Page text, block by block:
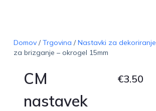
Domov/Trgovina /Nastavki za dekoriranje
za brizganje – okrogel 15mm
CM
nastavek
€3.50